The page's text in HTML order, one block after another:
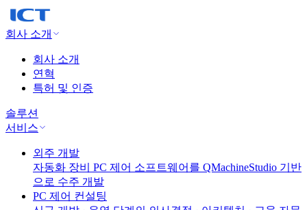
회사 소개
회사 소개
연혁
특허 및 인증
솔루션
서비스
외주 개발
자동화 장비 PC 제어 소프트웨어를 QMachineStudio 기반
으로 수주 개발
PC 제어 컨설팅